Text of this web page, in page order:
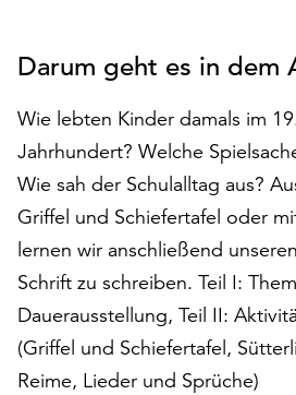
Statistikzwecken
werden.
Klicken
Sie
auf
„Alle
akzeptieren“,
um
alle
Cookies
zu
akzeptieren.
Darum geht es in dem
Wie lebten Kinder damals im
Jahrhundert? Welche
Wie sah der Schulalltag aus?
Griffel und Schiefertafel oder
lernen wir anschließend
Schrift zu schreiben. Teil I:
Dauerausstellung, Teil II:
(Griffel und Schiefertafel,
Reime, Lieder und Sprüche)